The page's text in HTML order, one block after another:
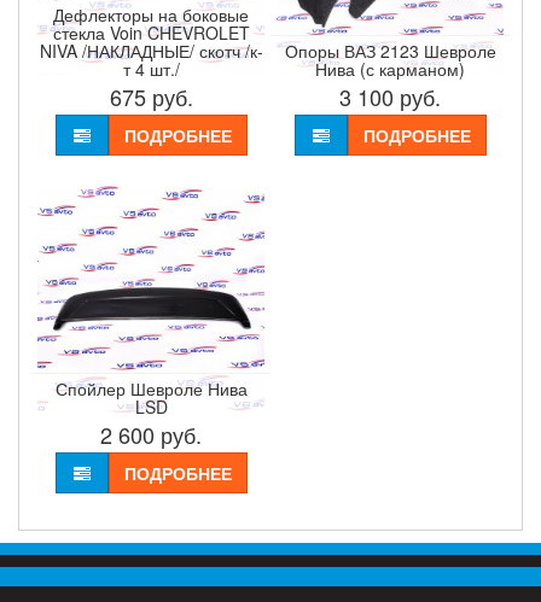
Дефлекторы на боковые
стекла Voin CHEVROLET
NIVA /НАКЛАДНЫЕ/ скотч /к-
т 4 шт./
675 руб.
ПОДРОБНЕЕ
Опоры ВАЗ 2123 Шевроле
Нива (с карманом)
3 100 руб.
ПОДРОБНЕЕ
Спойлер Шевроле Нива
LSD
2 600 руб.
ПОДРОБНЕЕ